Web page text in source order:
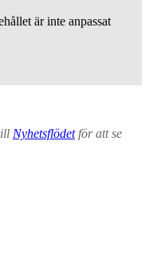
är inte anpassat
Nyhetsflödetför att se